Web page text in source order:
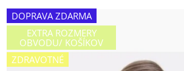
DOPRAVA ZDARMA
EXTRA ROZMERY
OBVODU/ KOŠÍKOV
ZDRAVOTNÉ